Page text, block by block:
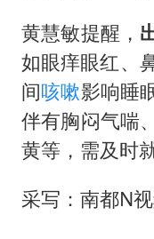
黄慧敏提醒，
如眼痒眼红、
间咳嗽影响睡
伴有胸闷气喘
黄等，需及时就
采写：南都N